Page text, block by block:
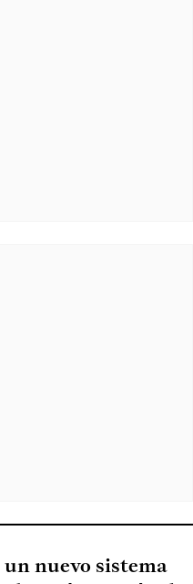
nuevo sistema